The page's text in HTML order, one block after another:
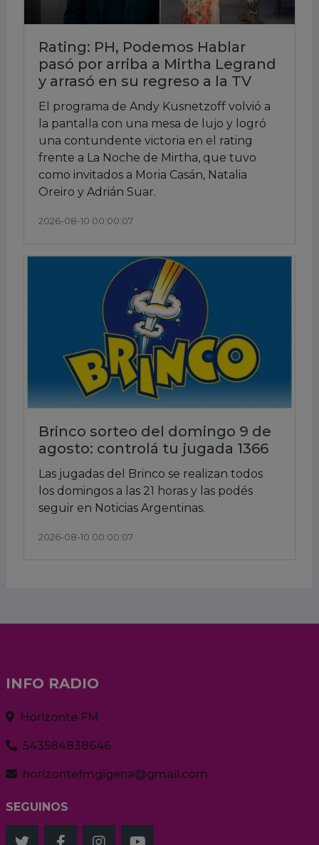
Rating: PH, Podemos Hablar
pasó por arriba a Mirtha Legrand
y arrasó en su regreso a la TV
El programa de Andy Kusnetzoff volvió a
la pantalla con una mesa de lujo y logró
una contundente victoria en el rating
frente a La Noche de Mirtha, que tuvo
como invitados a Moria Casán, Natalia
Oreiro y Adrián Suar.
2026-08-10 00:00:07
Brinco sorteo del domingo 9 de
agosto: controlá tu jugada 1366
Las jugadas del Brinco se realizan todos
los domingos a las 21 horas y las podés
seguir en Noticias Argentinas.
2026-08-10 00:00:07
INFO RADIO
Horizonte FM
543584838646
horizontefmgigena@gmail.com
SEGUINOS